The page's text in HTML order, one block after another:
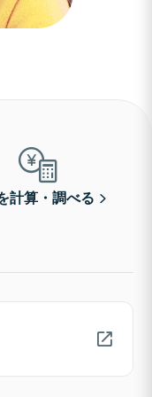
計算・調べる